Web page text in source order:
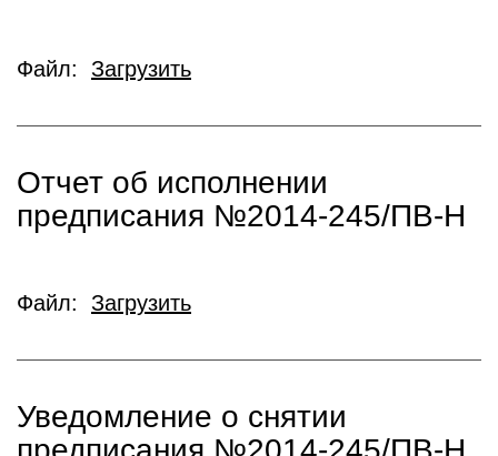
Файл: Загрузить
Отчет об исполнении
предписания №2014-245/ПВ-Н
Файл: Загрузить
Уведомление о снятии